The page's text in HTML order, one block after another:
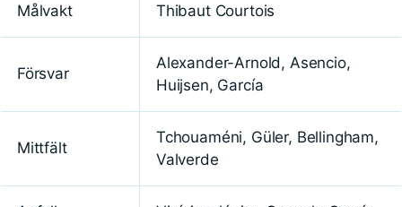
Målvakt Thibaut Courtois
Försvar
Alexander-Arnold, Asencio,
Huijsen, García
Mittfält
Tchouaméni, Güler, Bellingham,
Valverde